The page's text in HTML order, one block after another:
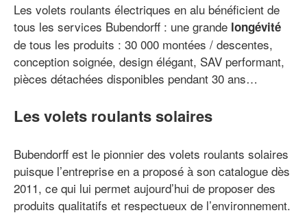
Les volets roulants électriques en alu bénéficient de
tous les services Bubendorff : une grande longévité
de tous les produits : 30 000 montées / descentes,
conception soignée, design élégant, SAV performant,
pièces détachées disponibles pendant 30 ans…
Les volets roulants solaires
Bubendorff est le pionnier des volets roulants solaires
puisque l’entreprise en a proposé à son catalogue dès
2011, ce qui lui permet aujourd’hui de proposer des
produits qualitatifs et respectueux de l’environnement.